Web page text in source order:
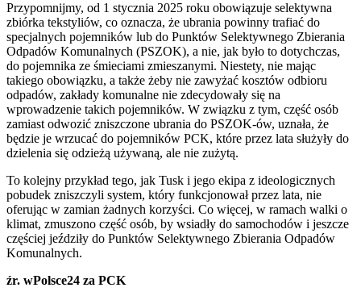
Przypomnijmy, od 1 stycznia 2025 roku obowiązuje selektywna
zbiórka tekstyliów, co oznacza, że ubrania powinny trafiać do
specjalnych pojemników lub do Punktów Selektywnego Zbierania
Odpadów Komunalnych (PSZOK), a nie, jak było to dotychczas,
do pojemnika ze śmieciami zmieszanymi. Niestety, nie mając
takiego obowiązku, a także żeby nie zawyżać kosztów odbioru
odpadów, zakłady komunalne nie zdecydowały się na
wprowadzenie takich pojemników. W związku z tym, część osób
zamiast odwozić zniszczone ubrania do PSZOK-ów, uznała, że
będzie je wrzucać do pojemników PCK, które przez lata służyły do
dzielenia się odzieżą używaną, ale nie zużytą.
To kolejny przykład tego, jak Tusk i jego ekipa z ideologicznych
pobudek zniszczyli system, który funkcjonował przez lata, nie
oferując w zamian żadnych korzyści. Co więcej, w ramach walki o
klimat, zmuszono część osób, by wsiadły do samochodów i jeszcze
częściej jeździły do Punktów Selektywnego Zbierania Odpadów
Komunalnych.
źr. wPolsce24 za PCK